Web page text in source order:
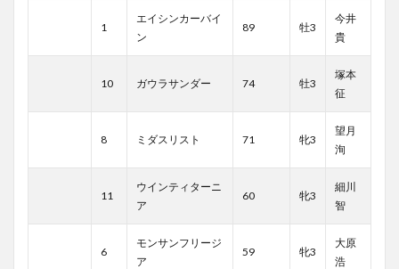
1
エイシンカーバイ
ン
89 牡3
今井
貴
10 ガウラサンダー 74 牡3
塚本
征
8 ミダスリスト 71 牝3
望月
洵
11
ウインティターニ
ア
60 牝3
細川
智
6
モンサンフリージ
ア
59 牝3
大原
浩